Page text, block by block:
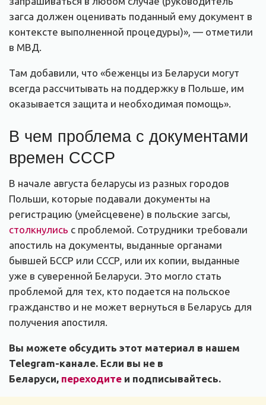
загса должен оценивать поданный ему документ в
контексте выполненной процедуры)», — отметили
в МВД.
Там добавили, что «беженцы из Беларуси могут
всегда рассчитывать на поддержку в Польше, им
оказывается защита и необходимая помощь».
В чем проблема с документами
времен СССР
В начале августа беларусы из разных городов
Польши, которые подавали документы на
регистрацию (умейсцевене) в польские загсы,
столкнулись с проблемой. Сотрудники требовали
апостиль на документы, выданные органами
бывшей БССР или СССР, или их копии, выданные
уже в суверенной Беларуси. Это могло стать
проблемой для тех, кто подается на польское
гражданство и не может вернуться в Беларусь для
получения апостиля.
Вы можете обсудить этот материал в нашем
Telegram-канале. Если вы не в
Беларуси, переходите и подписывайтесь.